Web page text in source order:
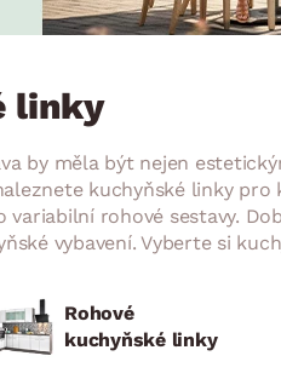
ZAHRADNÍ
linky
by měla být nejen
kuchyňské linky
rohové sestavy.
vybavení. Vyberte si
Rohové
kuchyňské linky